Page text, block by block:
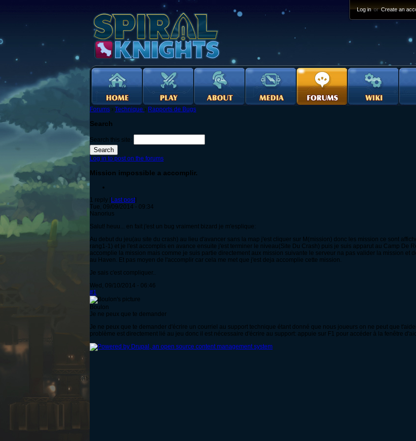
Log in or Create an
Forums › Technique › Rapports de Bugs
Search
Search this site:
Log in to post on the forums
Mission impossible a accomplir.
1 reply [Last post]
Tue, 09/09/2014 - 09:34
Nanorius
Salut! heuu... en fait j'est un bug vraiment bizard je m'esplique:
Au debut du jeu(au site du crash) au lieu d'avancer sans la map j'est cliquer sur M(mission) donc les mission ce sont
rang1-1) et je l'est accomplis en avance ensuite j'est terminer le niveau(Site Du Crash) puis je suis apparut au Camp De
accomplie la mission mais comme je suis partie directement aux mission suivante le serveur na pas valider la mission et
au Haven. Et pas moyen de l'accomplir car cela me met que j'est deja accomplie cette mission.
Je sais c'est compliquer..
Wed, 09/10/2014 - 06:46
#1
Boulon
Je ne peux que te demander
Je ne peux que te demander d'écrire un courriel au support technique étant donné que nous joueurs on ne peut que
problème est directement lié au jeu donc il est nécessaire d'écrire au support: appuie sur F1 pour accéder à la fenêtre